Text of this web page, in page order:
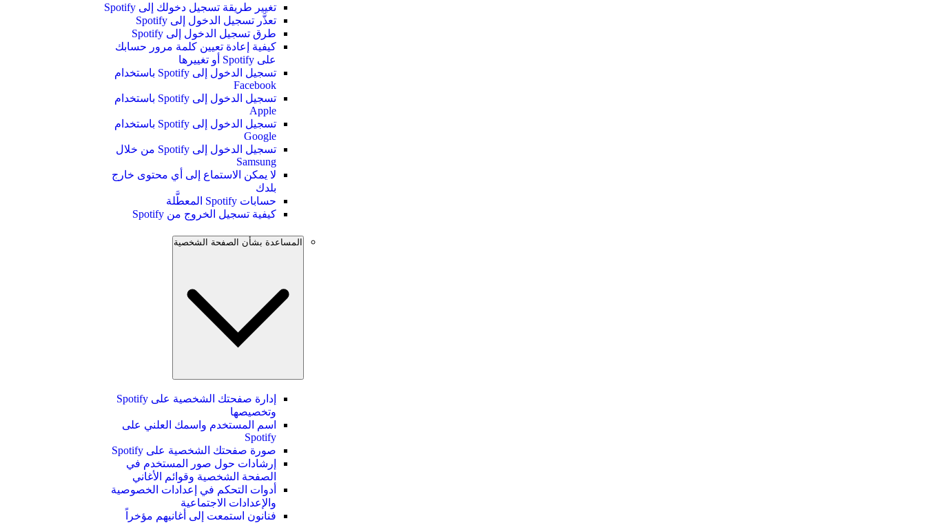
تغيير طريقة تسجيل دخولك إلى Spotify
تعذَّر تسجيل الدخول إلى Spotify
طرق تسجيل الدخول إلى Spotify
كيفية إعادة تعيين كلمة مرور حسابك
على Spotify أو تغييرها
تسجيل الدخول إلى Spotify باستخدام
Facebook
تسجيل الدخول إلى Spotify باستخدام
Apple
تسجيل الدخول إلى Spotify باستخدام
Google
تسجيل الدخول إلى Spotify من خلال
Samsung
لا يمكن الاستماع إلى أي محتوى خارج
بلدك
حسابات Spotify المعطَّلة
كيفية تسجيل الخروج من Spotify
المساعدة بشأن الصفحة الشخصية
إدارة صفحتك الشخصية على Spotify
وتخصيصها
اسم المستخدم واسمك العلني على
Spotify
صورة صفحتك الشخصية على Spotify
إرشادات حول صور المستخدم في
الصفحة الشخصية وقوائم الأغاني
أدوات التحكم في إعدادات الخصوصية
والإعدادات الاجتماعية
فنانون استمعت إلى أغانيهم مؤخراً